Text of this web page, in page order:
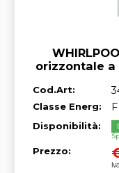
orizzontale a
Cod.Art:
Classe Energ: F
Disponibilità:
Prezzo: